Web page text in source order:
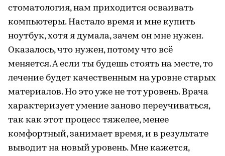
стоматология, нам приходится осваивать
компьютеры. Настало время и мне купить
ноутбук, хотя я думала, зачем он мне нужен.
Оказалось, что нужен, потому что всё
меняется. А если ты будешь стоять на месте, то
лечение будет качественным на уровне старых
материалов. Но это уже не тот уровень. Врача
характеризует умение заново переучиваться,
так как этот процесс тяжелее, менее
комфортный, занимает время, и в результате
выводит на новый уровень. Мне кажется,